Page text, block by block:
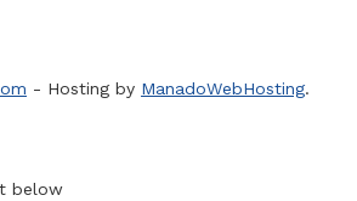
- Hosting by ManadoWebHosting.
below